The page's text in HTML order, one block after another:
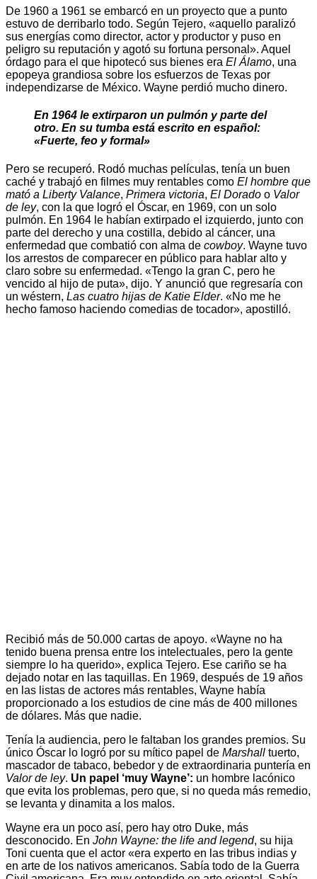
De 1960 a 1961 se embarcó en un proyecto que a punto
estuvo de derribarlo todo. Según Tejero, «aquello paralizó
sus energías como director, actor y productor y puso en
peligro su reputación y agotó su fortuna personal». Aquel
órdago para el que hipotecó sus bienes era El Álamo, una
epopeya grandiosa sobre los esfuerzos de Texas por
independizarse de México. Wayne perdió mucho dinero.
En 1964 le extirparon un pulmón y parte del
otro. En su tumba está escrito en español:
«Fuerte, feo y formal»
Pero se recuperó. Rodó muchas películas, tenía un buen
caché y trabajó en filmes muy rentables como El hombre que
mató a Liberty Valance, Primera victoria, El Dorado o Valor
de ley, con la que logró el Óscar, en 1969, con un solo
pulmón. En 1964 le habían extirpado el izquierdo, junto con
parte del derecho y una costilla, debido al cáncer, una
enfermedad que combatió con alma de cowboy. Wayne tuvo
los arrestos de comparecer en público para hablar alto y
claro sobre su enfermedad. «Tengo la gran C, pero he
vencido al hijo de puta», dijo. Y anunció que regresaría con
un wéstern, Las cuatro hijas de Katie Elder. «No me he
hecho famoso haciendo comedias de tocador», apostilló.
Recibió más de 50.000 cartas de apoyo. «Wayne no ha
tenido buena prensa entre los intelectuales, pero la gente
siempre lo ha querido», explica Tejero. Ese cariño se ha
dejado notar en las taquillas. En 1969, después de 19 años
en las listas de actores más rentables, Wayne había
proporcionado a los estudios de cine más de 400 millones
de dólares. Más que nadie.
Tenía la audiencia, pero le faltaban los grandes premios. Su
único Óscar lo logró por su mítico papel de Marshall tuerto,
mascador de tabaco, bebedor y de extraordinaria puntería en
Valor de ley. Un papel ‘muy Wayne’: un hombre lacónico
que evita los problemas, pero que, si no queda más remedio,
se levanta y dinamita a los malos.
Wayne era un poco así, pero hay otro Duke, más
desconocido. En John Wayne: the life and legend, su hija
Toni cuenta que el actor «era experto en las tribus indias y
en arte de los nativos americanos. Sabía todo de la Guerra